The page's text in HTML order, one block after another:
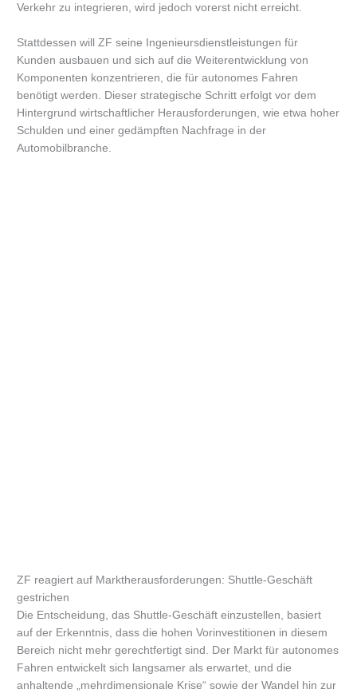
Verkehr zu integrieren, wird jedoch vorerst nicht erreicht.
Stattdessen will ZF seine Ingenieursdienstleistungen für
Kunden ausbauen und sich auf die Weiterentwicklung von
Komponenten konzentrieren, die für autonomes Fahren
benötigt werden. Dieser strategische Schritt erfolgt vor dem
Hintergrund wirtschaftlicher Herausforderungen, wie etwa hoher
Schulden und einer gedämpften Nachfrage in der
Automobilbranche.
ZF reagiert auf Marktherausforderungen: Shuttle-Geschäft
gestrichen
Die Entscheidung, das Shuttle-Geschäft einzustellen, basiert
auf der Erkenntnis, dass die hohen Vorinvestitionen in diesem
Bereich nicht mehr gerechtfertigt sind. Der Markt für autonomes
Fahren entwickelt sich langsamer als erwartet, und die
anhaltende „mehrdimensionale Krise“ sowie der Wandel hin zur